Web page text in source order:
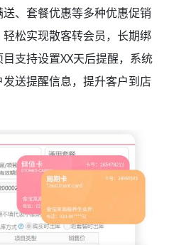
、套餐优惠等多种优惠促销
松实现散客转会员，长期绑
支持设置XX天后提醒，系统
送提醒信息，提升客户到店